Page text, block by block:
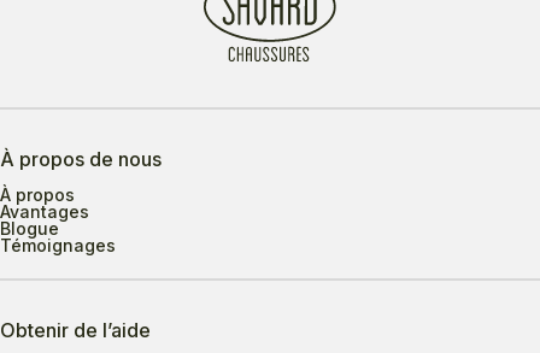
À propos de nous
À propos
Avantages
Blogue
Témoignages
Obtenir de l’aide